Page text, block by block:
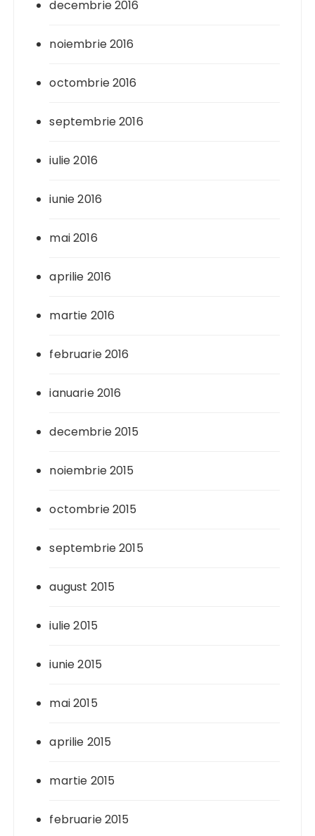
decembrie 2016
noiembrie 2016
octombrie 2016
septembrie 2016
iulie 2016
iunie 2016
mai 2016
aprilie 2016
martie 2016
februarie 2016
ianuarie 2016
decembrie 2015
noiembrie 2015
octombrie 2015
septembrie 2015
august 2015
iulie 2015
iunie 2015
mai 2015
aprilie 2015
martie 2015
februarie 2015